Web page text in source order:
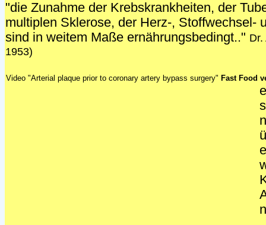
"die Zunahme der Krebskrankheiten, der
multiplen Sklerose, der Herz-, Stoffwechsel-
sind in weitem Maße ernährungsbedingt.."
1953)
Video "Arterial plaque prior to coronary artery bypass surgery" Fast Food